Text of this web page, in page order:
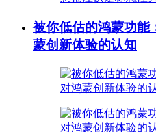
被你低估的鸿蒙功能
蒙创新体验的认知